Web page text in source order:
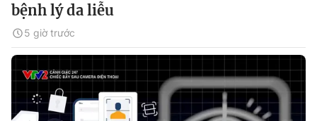
bệnh lý da liễu
5 giờ trước